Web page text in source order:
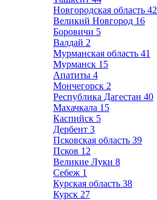
Новгородская область 42
Великий Новгород 16
Боровичи 5
Валдай 2
Мурманская область 41
Мурманск 15
Апатиты 4
Мончегорск 2
Республика Дагестан 40
Махачкала 15
Каспийск 5
Дербент 3
Псковская область 39
Псков 12
Великие Луки 8
Себеж 1
Курская область 38
Курск 27